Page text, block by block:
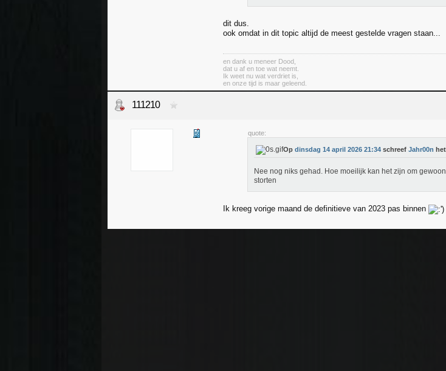
dit dus.
ook omdat in dit topic altijd de meest gestelde vragen staan...
en dank u meneer Dood,
dat u af en toe wat neemt.
Ik weet nu wat verdriet is,
en onze tijd is maar geleend.
111210
quote:
Op dinsdag 14 april 2026 21:34 schreef Jahr00n
Nee nog niks gehad. Hoe moeilijk kan het zijn om
storten
Ik kreeg vorige maand de definitieve van 2023 pas binnen